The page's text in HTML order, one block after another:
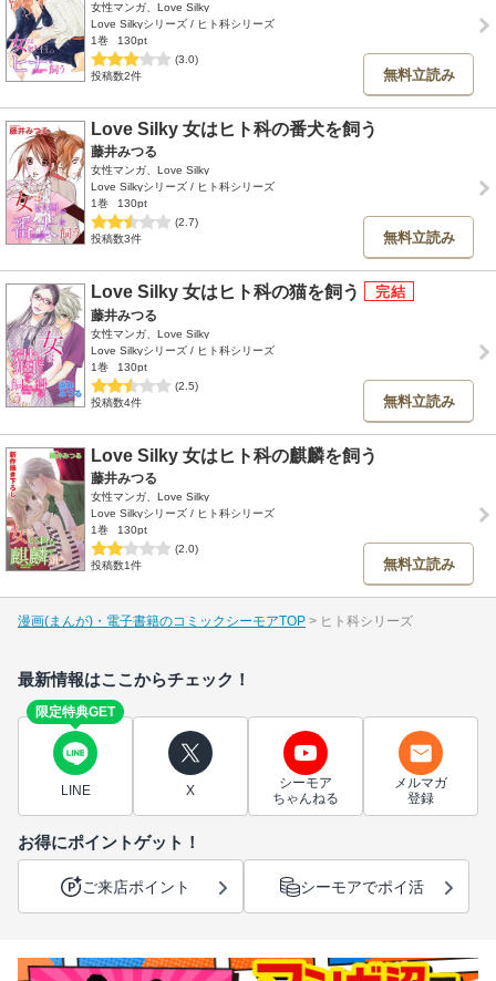
女性マンガ、Love Silky
Love Silkyシリーズ / ヒト科シリーズ
1巻
130pt
(3.0)
投稿数2件
無料立読み
Love Silky 女はヒト科の番犬を飼う
藤井みつる
女性マンガ、Love Silky
Love Silkyシリーズ / ヒト科シリーズ
1巻
130pt
(2.7)
投稿数3件
無料立読み
Love Silky 女はヒト科の猫を飼う
藤井みつる
女性マンガ、Love Silky
Love Silkyシリーズ / ヒト科シリーズ
1巻
130pt
(2.5)
投稿数4件
無料立読み
Love Silky 女はヒト科の麒麟を飼う
藤井みつる
女性マンガ、Love Silky
Love Silkyシリーズ / ヒト科シリーズ
1巻
130pt
(2.0)
投稿数1件
無料立読み
漫画(まんが)・電子書籍のコミックシーモアTOP ヒト科シリーズ
最新情報はここからチェック！
限定特典GET
LINE X
シーモア
ちゃんねる
メルマガ
登録
お得にポイントゲット！
ご来店ポイント シーモアでポイ活